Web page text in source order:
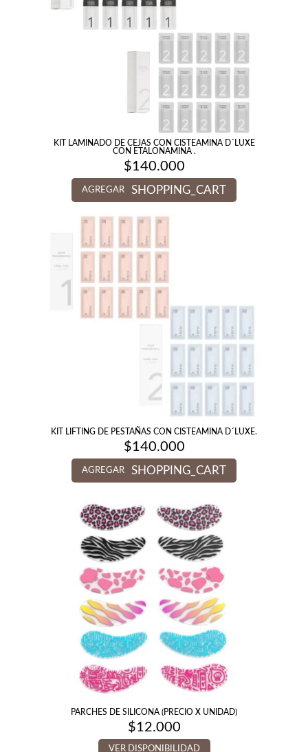
KIT LAMINADO DE CEJAS CON CISTEAMINA D´LUXE
CON ETALONAMINA .
$140.000
AGREGAR SHOPPING_CART
KIT LIFTING DE PESTAÑAS CON CISTEAMINA D´LUXE.
$140.000
AGREGAR SHOPPING_CART
PARCHES DE SILICONA (PRECIO X UNIDAD)
$12.000
VER DISPONIBILIDAD